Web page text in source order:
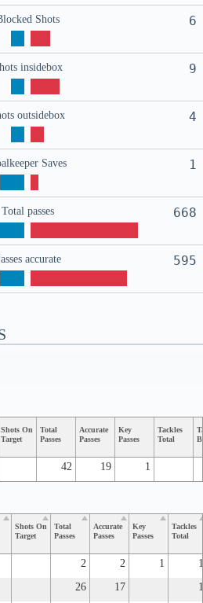
Shots 6
insidebox 9
outsidebox 4
Saves 1
Total passes 668
accurate 595
Shots On
Target
Total
Passes
Accurate
Passes
Key
Passes
Tackles
Total
42 19 1
Shots On
Target
Total
Passes
Accurate
Passes
Key
Passes
Tackles
Total
2 2 1
1
26 17 1